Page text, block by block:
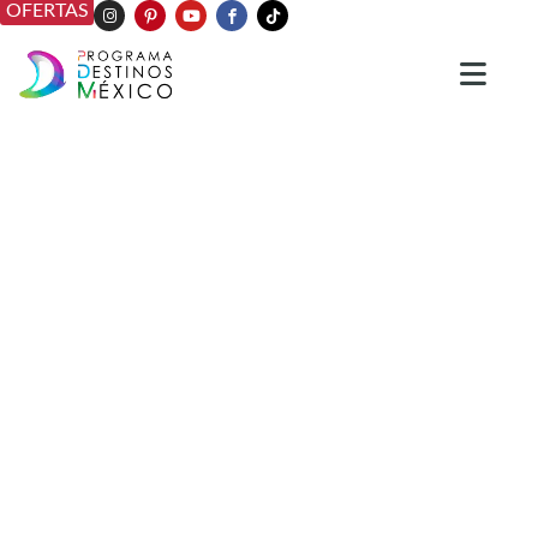
OFERTAS